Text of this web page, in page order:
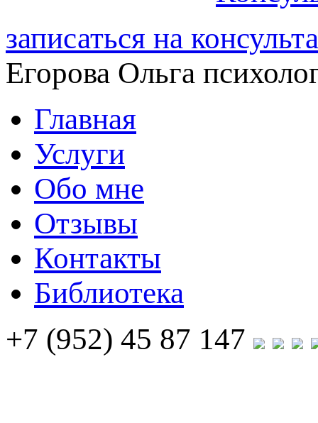
записаться на
Егорова Ольга
Главная
Услуги
Обо мне
Отзывы
Контакты
Библиотека
+7 (952) 45 87 147